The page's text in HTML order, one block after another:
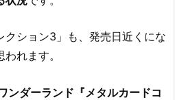
クション3」も、発売日近くにな
れます。
ンダーランド『メタルカードコ